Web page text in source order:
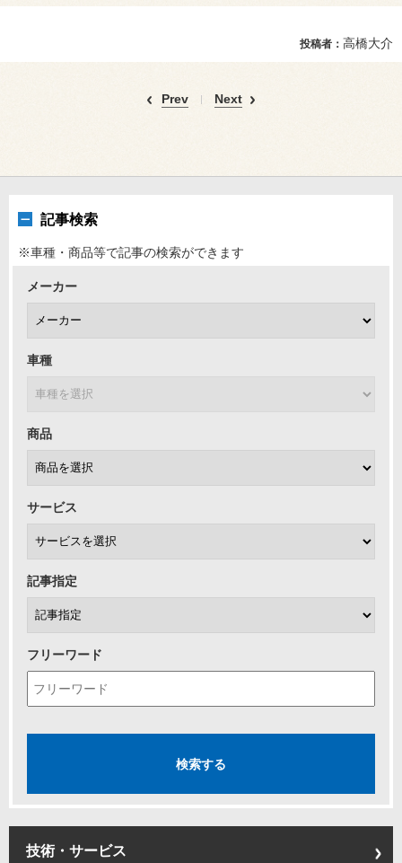
投稿者： 高橋大介
Prev Next
記事検索
※車種・商品等で記事の検索ができます
メーカー
車種
商品
サービス
記事指定
フリーワード
技術・サービス